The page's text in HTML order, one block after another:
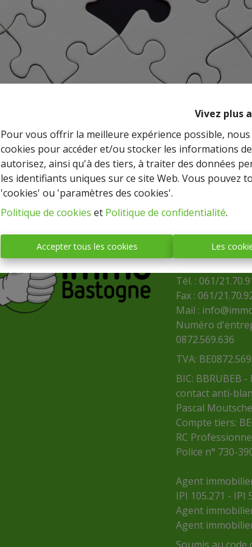
Vivez plus
Pour vous offrir la meilleure expérience possible,
cookies pour accéder et/ou stocker les informations
autorisez, ainsi qu'à des tiers, à traiter des données
les identifiants uniques sur ce site Web. Vous
'cookies' ou 'paramètres des cookies'.
Politique de cookies et Politique de confidentialité.
Accepter tous les cookies Les
IMMO
(société
Place Mc
BASTOGNE
Tél. : 061/
Fax : 061/
Mail :
Numéro
0872.569.636
TVA:
BIC: BBRUBEB
contact anti-
Pascal
Compte tiers:
RC
Police n° 730-
Agent
IPI 105.271 - IPI
Agent
Agent